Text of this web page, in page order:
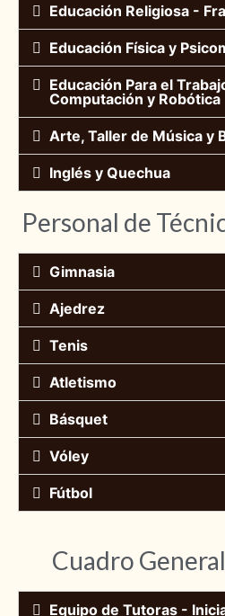
Educación Religiosa -
Educación Física y
Educación Para el
Computación y Robótica
Arte, Taller de Música y
Inglés y Quechua
Personal de
Gimnasia
Ajedrez
Tenis
Atletismo
Básquet
Vóley
Fútbol
Cuadro
Equipo de Tutoras -